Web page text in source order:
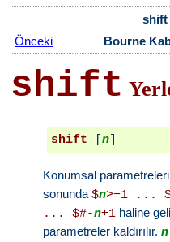
shift
Önceki
Bourne
shift
shift n
Konumsal
sonunda$n>+1 ...
... $#-n+1 haline
parametreler kaldırılır.n